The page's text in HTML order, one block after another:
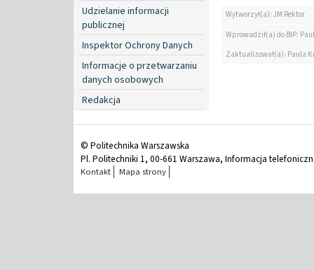
Udzielanie informacji
publicznej
Inspektor Ochrony Danych
Informacje o przetwarzaniu
danych osobowych
Redakcja
Wytworzył(a): JM Rektor
Wprowadził(a) do BIP:
Zaktualizował(a): Paula
© Politechnika Warszawska
Pl. Politechniki 1, 00-661 Warszawa, Informacja
Kontakt Mapa strony